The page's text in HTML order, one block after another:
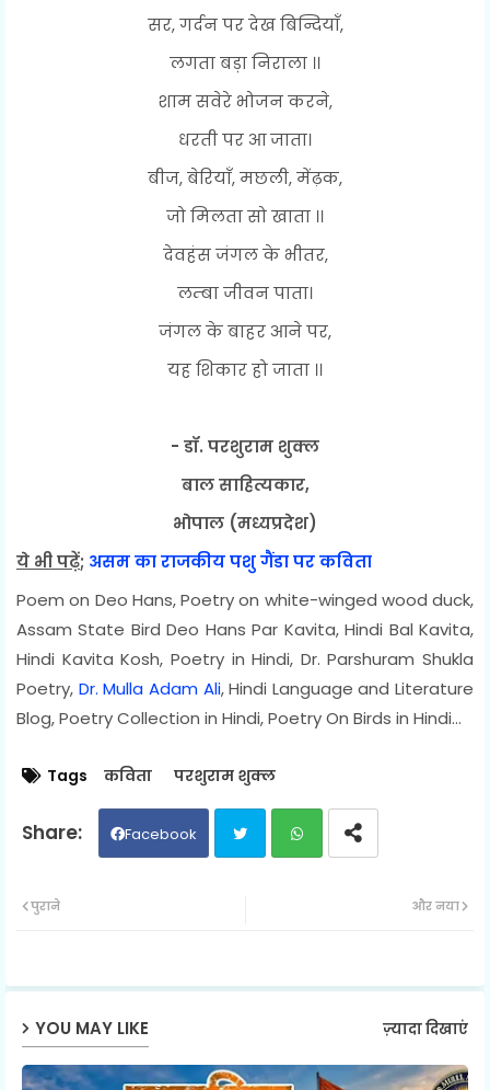
सर, गर्दन पर देख बिन्दियाँ,
लगता बड़ा निराला ।।
शाम सवेरे भोजन करने,
धरती पर आ जाता।
बीज, बेरियाँ, मछली, मेंढ़क,
जो मिलता सो खाता ।।
देवहंस जंगल के भीतर,
लम्बा जीवन पाता।
जंगल के बाहर आने पर,
यह शिकार हो जाता ।।
- डॉ. परशुराम शुक्ल
बाल साहित्यकार,
भोपाल (मध्यप्रदेश)
ये भी पढ़ें; असम का राजकीय पशु गैंडा पर कविता
Poem on Deo Hans, Poetry on white-winged wood duck,
Assam State Bird Deo Hans Par Kavita, Hindi Bal Kavita,
Hindi Kavita Kosh, Poetry in Hindi, Dr. Parshuram Shukla
Poetry, Dr. Mulla Adam Ali, Hindi Language and Literature
Blog, Poetry Collection in Hindi, Poetry On Birds in Hindi...
Tags कविता परशुराम शुक्ल
Facebook
ap
और नया
पुराने
YOU MAY LIKE ज़्यादा दिखाएं